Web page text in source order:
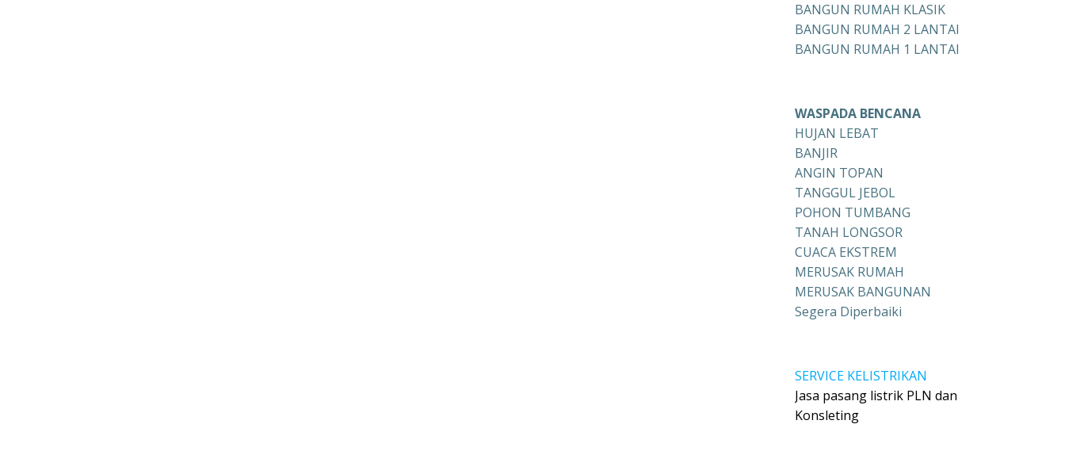
BANGUN RUMAH KLASIK
BANGUN RUMAH 2 LANTAI
BANGUN RUMAH 1 LANTAI
WASPADA BENCANA
HUJAN LEBAT
BANJIR
ANGIN TOPAN
TANGGUL JEBOL
POHON TUMBANG
TANAH LONGSOR
CUACA EKSTREM
MERUSAK RUMAH
MERUSAK BANGUNAN
Segera Diperbaiki
SERVICE KELISTRIKAN
Jasa pasang listrik PLN dan
Konsleting